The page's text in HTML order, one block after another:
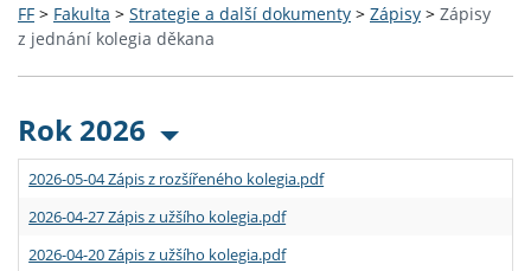
FF > Fakulta > Strategie a další dokumenty > Zápisy > Zápisy
z jednání kolegia děkana
Rok 2026
2026-05-04 Zápis z rozšířeného kolegia.pdf
2026-04-27 Zápis z užšího kolegia.pdf
2026-04-20 Zápis z užšího kolegia.pdf